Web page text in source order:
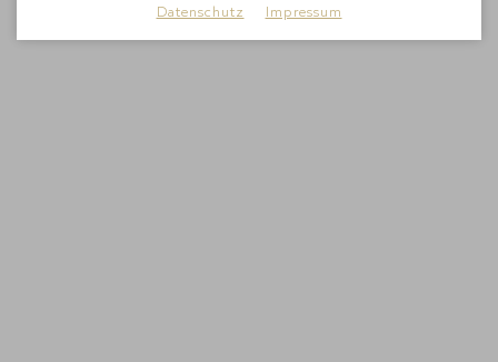
Datenschutz Impressum